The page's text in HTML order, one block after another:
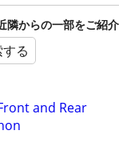
隣からの一部をご紹介
る
and Rear